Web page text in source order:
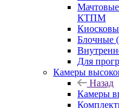
КТПМ
Блочные
Для
Камеры
Назад
Камеры